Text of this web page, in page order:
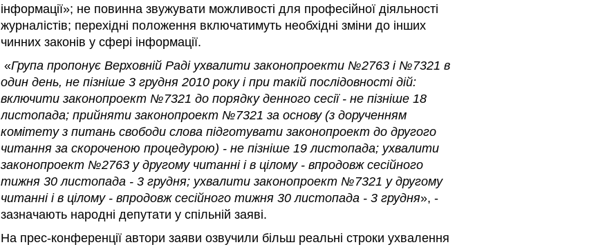
інформації»; не повинна звужувати можливості для професійної діяльності
журналістів; перехідні положення включатимуть необхідні зміни до інших
чинних законів у сфері інформації.
«Група пропонує Верховній Раді ухвалити законопроекти №2763 і №7321 в
один день, не пізніше 3 грудня 2010 року і при такій послідовності дій:
включити законопроект №7321 до порядку денного сесії - не пізніше 18
листопада; прийняти законопроект №7321 за основу (з дорученням
комітету з питань свободи слова підготувати законопроект до другого
читання за скороченою процедурою) - не пізніше 19 листопада; ухвалити
законопроект №2763 у другому читанні і в цілому - впродовж сесійного
тижня 30 листопада - 3 грудня; ухвалити законопроект №7321 у другому
читанні і в цілому - впродовж сесійного тижня 30 листопада - 3 грудня», -
зазначають народні депутати у спільній заяві.
На прес-конференції автори заяви озвучили більш реальні строки ухвалення